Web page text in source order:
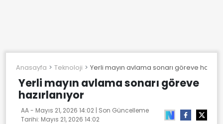
Anasayfa Teknoloji Yerli mayın avlama sonarı göreve
Yerli mayın avlama sonarı göreve
hazırlanıyor
AA - Mayıs 21, 2026 14:02 | Son Güncelleme
Tarihi: Mayıs 21, 2026 14:02